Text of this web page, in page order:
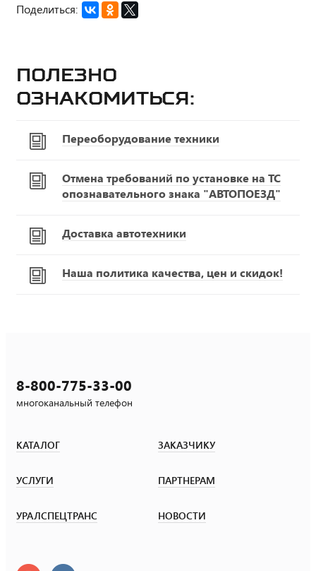
Поделиться:
Полезно
ознакомиться:
Переоборудование техники
Отмена требований по установке на ТС
опознавательного знака "АВТОПОЕЗД"
Доставка автотехники
Наша политика качества, цен и скидок!
8-800-775-33-00
многоканальный телефон
КАТАЛОГ ЗАКАЗЧИКУ
УСЛУГИ ПАРТНЕРАМ
УРАЛСПЕЦТРАНС НОВОСТИ